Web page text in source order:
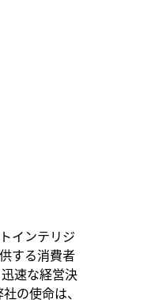
インテリジ
する消費者
速な経営決
の使命は、